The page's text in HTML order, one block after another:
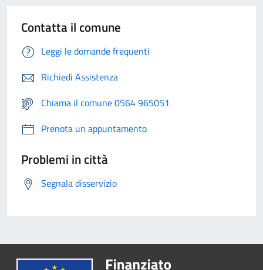
Contatta il comune
Leggi le domande frequenti
Richiedi Assistenza
Chiama il comune 0564 965051
Prenota un appuntamento
Problemi in città
Segnala disservizio